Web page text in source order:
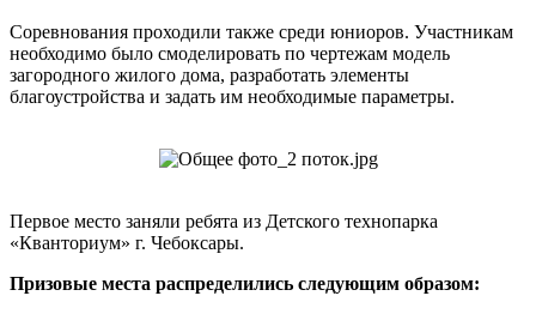
Соревнования проходили также среди юниоров. Участникам
необходимо было смоделировать по чертежам модель
загородного жилого дома, разработать элементы
благоустройства и задать им необходимые параметры.
Первое место заняли ребята из Детского технопарка
«Кванториум» г. Чебоксары.
Призовые места распределились следующим образом: